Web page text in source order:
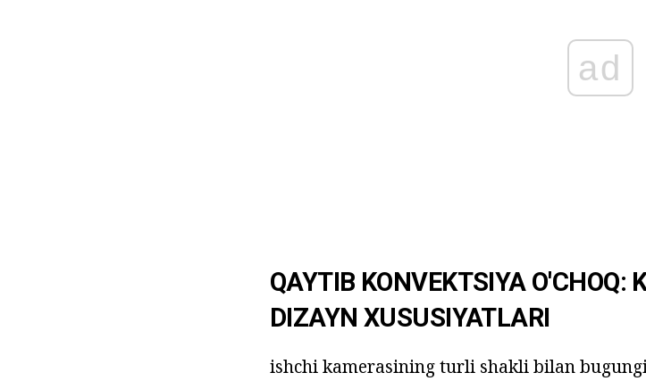
ad
QAYTIB KONVEKTSIYA
DIZAYN XUSUSIYATLARI
ishchi kamerasining turli shakli bilan